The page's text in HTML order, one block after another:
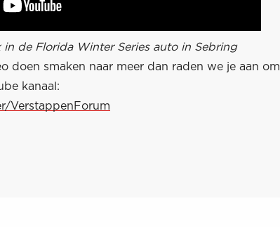
in de Florida Winter Series auto in Sebring
doen smaken naar meer dan raden we je aan om
kanaal:
VerstappenForum